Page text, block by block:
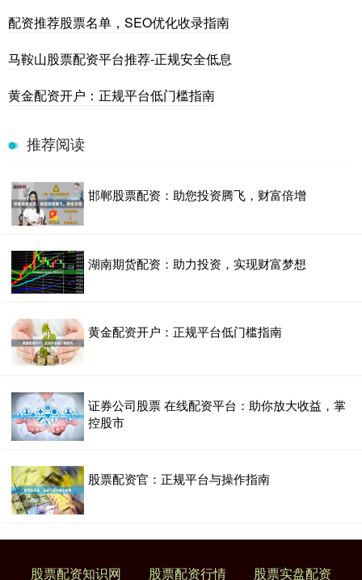
配资推荐股票名单，SEO优化收录指南
马鞍山股票配资平台推荐-正规安全低息
黄金配资开户：正规平台低门槛指南
推荐阅读
邯郸股票配资：助您投资腾飞，财富倍增
湖南期货配资：助力投资，实现财富梦想
黄金配资开户：正规平台低门槛指南
证券公司股票 在线配资平台：助你放大收益，掌
控股市
股票配资官：正规平台与操作指南
股票配资知识网 股票配资行情 股票实盘配资